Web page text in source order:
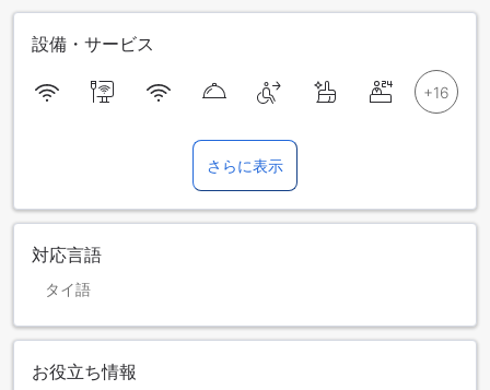
設備・サービス
さらに表示
対応言語
タイ語
お役立ち情報